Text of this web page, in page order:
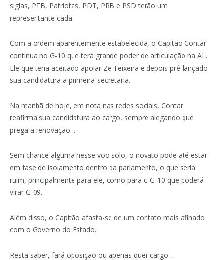
siglas, PTB, Patriotas, PDT, PRB e PSD terão um
representante cada.
Com a ordem aparentemente estabelecida, o Capitão Contar
continua no G-10 que terá grande poder de articulação na AL.
Ele que teria aceitado apoiar Zé Teixeira e depois pré-lançado
sua candidatura a primeira-secretaria.
Na manhã de hoje, em nota nas redes sociais, Contar
reafirma sua candidatura ao cargo, sempre alegando que
prega a renovação…
Sem chance alguma nesse voo solo, o novato pode até estar
em fase de isolamento dentro da parlamento, o que seria
ruim, principalmente para ele, como para o G-10 que poderá
virar G-09.
Além disso, o Capitão afasta-se de um contato mais afinado
com o Governo do Estado.
Resta saber, fará oposição ou apenas quer cargo…